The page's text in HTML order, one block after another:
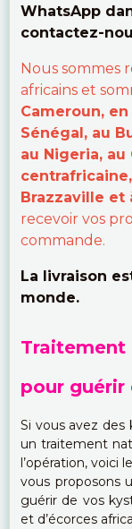
WhatsApp
contactez-
Nous sommes
africains et
Cameroun,
Sénégal, au
au Nigeria, au
Brazzaville et
recevoir vos
commande.
La livraison
monde.
Traitement
pour guérir
Si vous avez des
un traitement
l’opération, voici
vous proposons
guérir de vos
et d’écorces